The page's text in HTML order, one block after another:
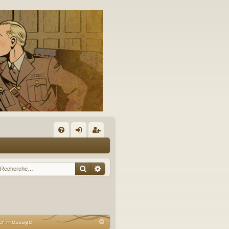
Q ne
xi
nr
eg
r
Rechercher
Recherche avancée
message